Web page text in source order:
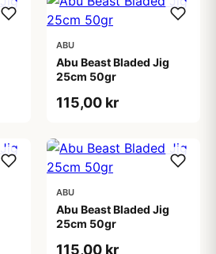
ABU
Abu Beast Bladed Jig
25cm 50gr
115,00 kr
ABU
Abu Beast Bladed Jig
25cm 50gr
115,00 kr